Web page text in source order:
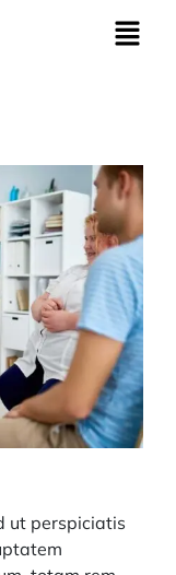
ut perspiciatis